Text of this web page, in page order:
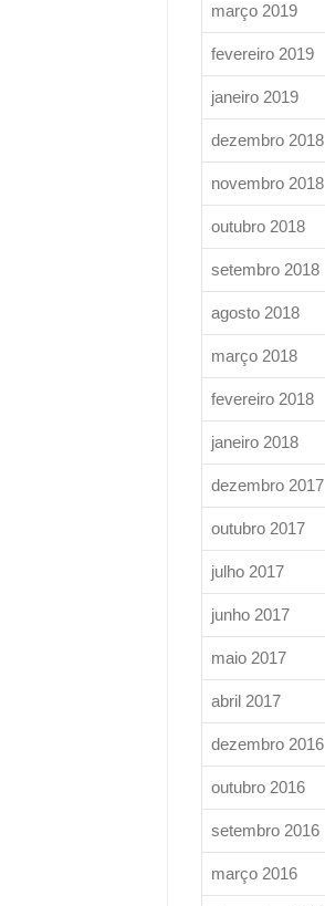
março 2019
fevereiro 2019
janeiro 2019
dezembro 2018
novembro 2018
outubro 2018
setembro 2018
agosto 2018
março 2018
fevereiro 2018
janeiro 2018
dezembro 2017
outubro 2017
julho 2017
junho 2017
maio 2017
abril 2017
dezembro 2016
outubro 2016
setembro 2016
março 2016